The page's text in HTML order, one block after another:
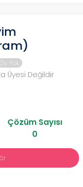
Oy Yok
Üyesi Değildir
Çözüm Sayısı
0